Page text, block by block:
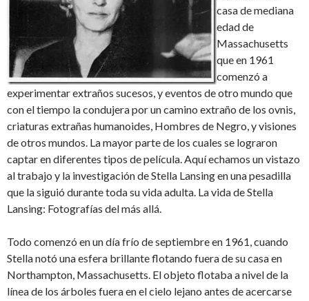
casa de mediana
edad de
Massachusetts
que en 1961
comenzó a
experimentar extraños sucesos, y eventos de otro mundo que
con el tiempo la condujera por un camino extraño de los ovnis,
criaturas extrañas humanoides, Hombres de Negro, y visiones
de otros mundos. La mayor parte de los cuales se lograron
captar en diferentes tipos de película. Aquí echamos un vistazo
al trabajo y la investigación de Stella Lansing en una pesadilla
que la siguió durante toda su vida adulta. La vida de Stella
Lansing: Fotografías del más allá.
Todo comenzó en un día frío de septiembre en 1961, cuando
Stella notó una esfera brillante flotando fuera de su casa en
Northampton, Massachusetts. El objeto flotaba a nivel de la
línea de los árboles fuera en el cielo lejano antes de acercarse